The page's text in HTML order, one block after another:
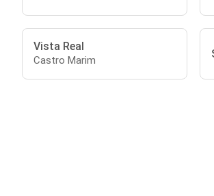
Vista Real
Castro Marim